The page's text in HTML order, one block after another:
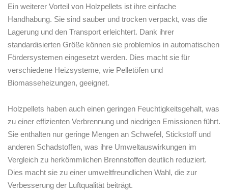
Ein ⁣weiterer Vorteil ⁢von​ Holzpellets ist ihre einfache
Handhabung. Sie sind‌ sauber⁤ und trocken verpackt, was die
Lagerung und den ⁣Transport erleichtert. Dank​ ihrer
standardisierten Größe können⁤ sie problemlos in automatischen
‍Fördersystemen eingesetzt werden. Dies macht​ sie für
verschiedene Heizsysteme, wie Pelletöfen und
Biomasseheizungen,​ geeignet.
Holzpellets⁣ haben ⁣auch ⁤einen geringen Feuchtigkeitsgehalt, was
zu einer effizienten Verbrennung und ‍niedrigen Emissionen führt.⁢
Sie enthalten⁤ nur geringe Mengen an Schwefel, Stickstoff und
anderen Schadstoffen, was ihre Umweltauswirkungen ​im
Vergleich zu herkömmlichen​ Brennstoffen deutlich reduziert.
Dies macht sie zu einer umweltfreundlichen Wahl,⁢ die ​zur
Verbesserung​ der Luftqualität beiträgt.